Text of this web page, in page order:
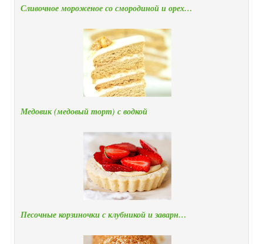
Сливочное мороженое со смородиной и орех…
Медовик (медовый торт) с водкой
Песочные корзиночки с клубникой и заварн…